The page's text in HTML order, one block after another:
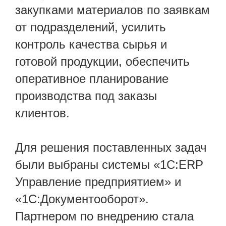
закупками материалов по заявкам
от подразделений, усилить
контроль качества сырья и
готовой продукции, обеспечить
оперативное планирование
производства под заказы
клиентов.
Для решения поставленных задач
были выбраны системы «1С:ERP
Управление предприятием» и
«1С:Документооборот».
Партнером по внедрению стала